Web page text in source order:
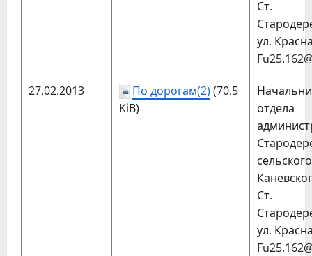
Ст.
ул.
27.02.2013 По дорогам(2) (70.5
KiB)
отдела
Ст.
ул.